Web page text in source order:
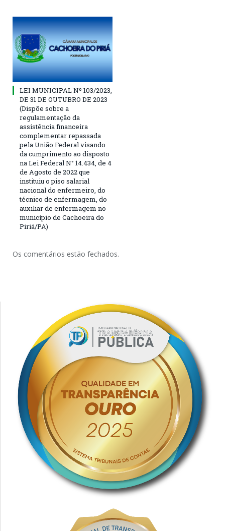
LEI MUNICIPAL Nº 103/2023,
DE 31 DE OUTUBRO DE 2023
(Dispõe sobre a
regulamentação da
assistência financeira
complementar repassada
pela União Federal visando
da cumprimento ao disposto
na Lei Federal N° 14.434, de 4
de Agosto de 2022 que
instituiu o piso salarial
nacional do enfermeiro, do
técnico de enfermagem, do
auxiliar de enfermagem no
município de Cachoeira do
Piriá/PA)
Os comentários estão fechados.